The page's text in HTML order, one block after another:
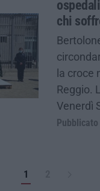
chi
la croce
Reggio.
Venerdì
1